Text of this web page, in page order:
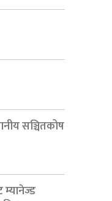
सञ्चितकोष